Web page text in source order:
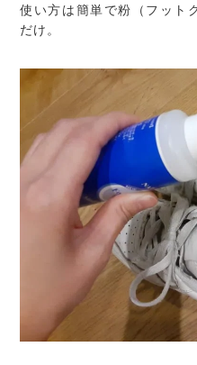
使い方は簡単で粉（フット
だけ。